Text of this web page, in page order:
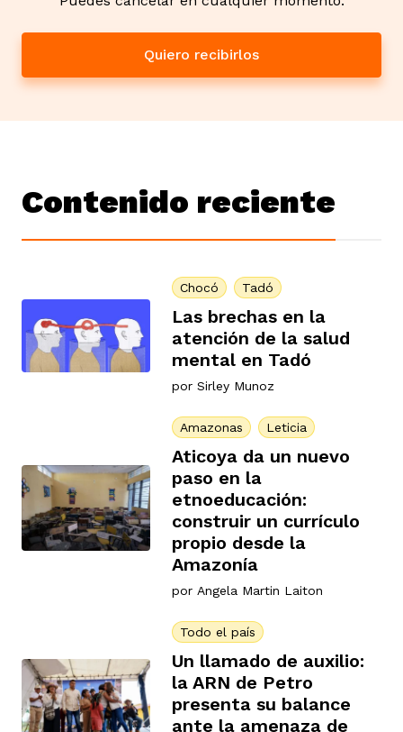
Quiero recibirlos
Contenido reciente
Chocó Tadó
Las brechas en la
atención de la salud
mental en Tadó
por Sirley Munoz
Amazonas Leticia
Aticoya da un nuevo
paso en la
etnoeducación:
construir un currículo
propio desde la
Amazonía
por Angela Martin Laiton
Todo el país
Un llamado de auxilio:
la ARN de Petro
presenta su balance
ante la amenaza de